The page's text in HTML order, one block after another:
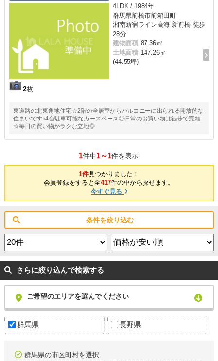
2枚
4LDK / 1984年
群馬県前橋市前箱田町
湘南新宿ライン高海 新前橋 徒歩
28分
建物面積 87.36㎡
土地面積 147.26㎡
(44.55坪)
東道路の北東角地住宅☆2階の全居室からバルコニーに出られる開放的な
住まいです♪4台駐車可能なカースペース◎日常のお買い物は徒歩で完結
☆毎日の買い物がラクな立地◎
1件中1～1件を表示
1件見つかりました！
会員登録をすると全417件の中から探せます。
今すぐ見る
条件を絞り込む
さらに絞り込んで検索する
ご希望のエリアを選んでください
群馬県 長野県
群馬県の市区町村を選択